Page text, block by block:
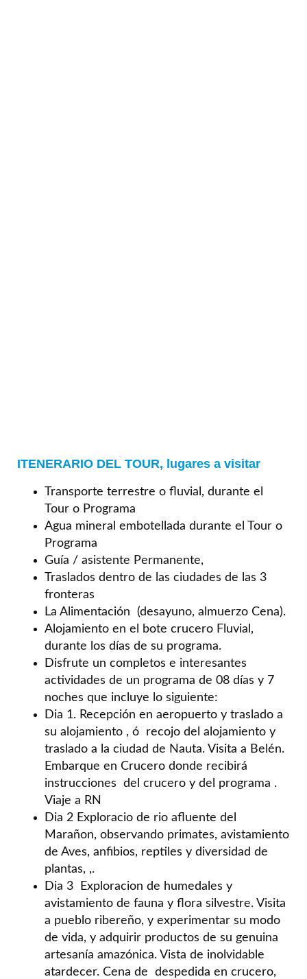
ITENERARIO DEL TOUR, lugares a visitar
Transporte terrestre o fluvial, durante el
Tour o Programa
Agua mineral embotellada durante el Tour o
Programa
Guía / asistente Permanente,
Traslados dentro de las ciudades de las 3
fronteras
La Alimentación (desayuno, almuerzo Cena).
Alojamiento en el bote crucero Fluvial,
durante los días de su programa.
Disfrute un completos e interesantes
actividades de un programa de 08 días y 7
noches que incluye lo siguiente:
Dia 1. Recepción en aeropuerto y traslado a
su alojamiento , ó recojo del alojamiento y
traslado a la ciudad de Nauta. Visita a Belén.
Embarque en Crucero donde recibirá
instrucciones del crucero y del programa .
Viaje a RN
Dia 2 Exploracio de rio afluente del
Marañon, observando primates, avistamiento
de Aves, anfibios, reptiles y diversidad de
plantas, ,.
Dia 3 Exploracion de humedales y
avistamiento de fauna y flora silvestre. Visita
a pueblo ribereño, y experimentar su modo
de vida, y adquirir productos de su genuina
artesanía amazónica. Vista de inolvidable
atardecer. Cena de despedida en crucero,